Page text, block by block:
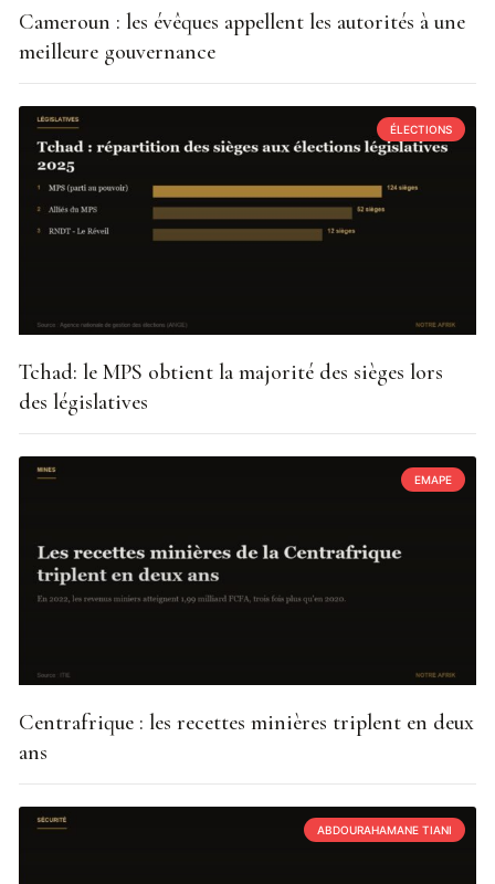
Cameroun : les évêques appellent les autorités à une
meilleure gouvernance
ÉLECTIONS
Tchad: le MPS obtient la majorité des sièges lors
des législatives
EMAPE
Centrafrique : les recettes minières triplent en deux
ans
ABDOURAHAMANE TIANI